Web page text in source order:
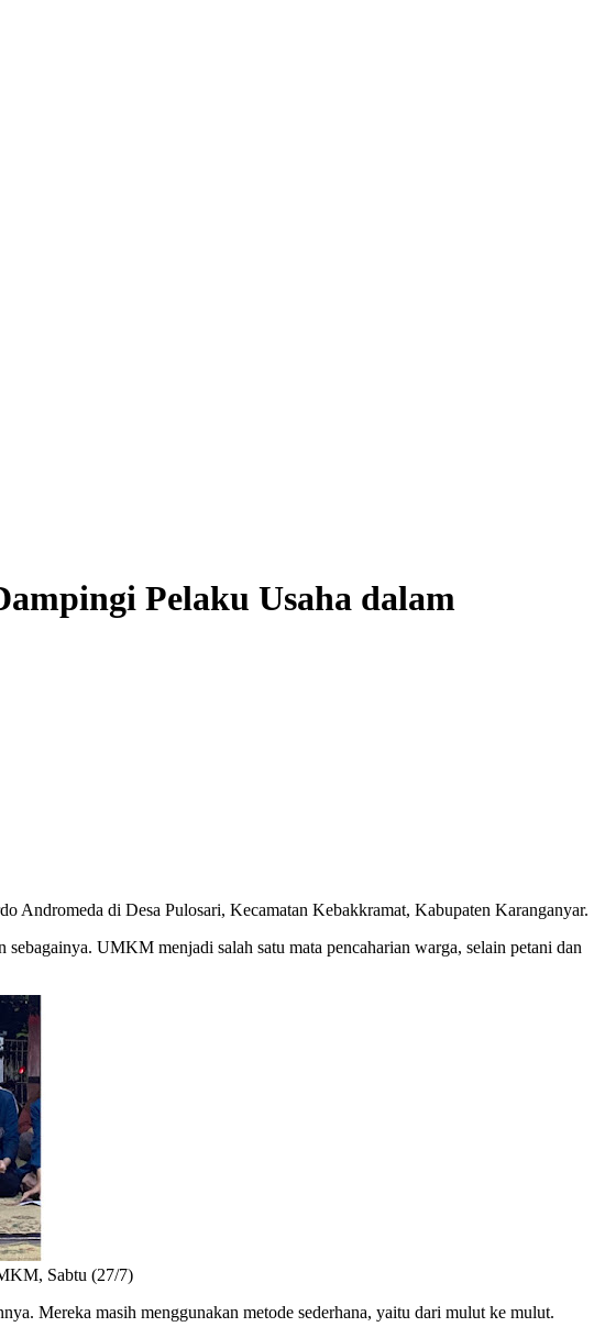
Pelaku Usaha dalam
Andromeda di Desa Pulosari, Kecamatan Kebakkramat, Kabupaten Karanganyar.
UMKM menjadi salah satu mata pencaharian warga, selain petani dan
Sabtu (27/7)
Mereka masih menggunakan metode sederhana, yaitu dari mulut ke mulut.